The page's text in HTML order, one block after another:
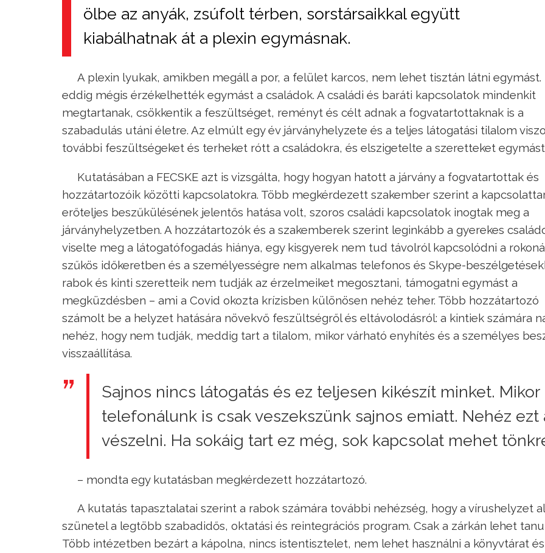
ölbe az anyák, zsúfolt térben, sorstársaikkal együtt
kiabálhatnak át a plexin egymásnak.
A plexin lyukak, amikben megáll a por, a felület karcos, nem lehet tisztán látni egymást.
eddig mégis érzékelhették egymást a családok. A családi és baráti kapcsolatok mindenkit
megtartanak, csökkentik a feszültséget, reményt és célt adnak a fogvatartottaknak is a
szabadulás utáni életre. Az elmúlt egy év járványhelyzete és a teljes látogatási tilalom
további feszültségeket és terheket rótt a családokra, és elszigetelte a szeretteket
Kutatásában a FECSKE azt is vizsgálta, hogy hogyan hatott a járvány a fogvatartottak és
hozzátartozóik közötti kapcsolatokra. Több megkérdezett szakember szerint a
erőteljes beszűkülésének jelentős hatása volt, szoros családi kapcsolatok inogtak meg a
járványhelyzetben. A hozzátartozók és a szakemberek szerint leginkább a gyerekes
viselte meg a látogatófogadás hiánya, egy kisgyerek nem tud távolról kapcsolódni a
szűkös időkeretben és a személyességre nem alkalmas telefonos és Skype-
rabok és kinti szeretteik nem tudják az érzelmeiket megosztani, támogatni egymást a
megküzdésben – ami a Covid okozta krízisben különösen nehéz teher. Több hozzátartozó
számolt be a helyzet hatására növekvő feszültségről és eltávolodásról: a kintiek számára
nehéz, hogy nem tudják, meddig tart a tilalom, mikor várható enyhítés és a személyes
visszaállítása.
Sajnos nincs látogatás és ez teljesen kikészít minket. Mikor
telefonálunk is csak veszekszünk sajnos emiatt. Nehéz ezt
vészelni. Ha sokáig tart ez még, sok kapcsolat mehet
– mondta egy kutatásban megkérdezett hozzátartozó.
A kutatás tapasztalatai szerint a rabok számára további nehézség, hogy a vírushelyzet
szünetel a legtöbb szabadidős, oktatási és reintegrációs program. Csak a zárkán lehet
Több intézetben bezárt a kápolna, nincs istentisztelet, nem lehet használni a könyvtárat